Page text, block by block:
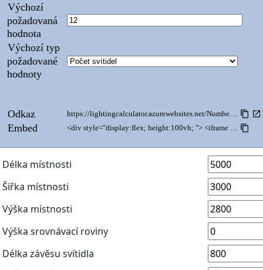
Výchozí
požadovaná
hodnota
Výchozí typ
požadované
hodnoty
Odkaz https://lightingcalculator.azurewebsites.net/NumberOfLuminaires?ldt=https://installations.astrasw.cz/lightingcalculator/webdemo.ldt&styles=css/bootstrap.css&logo=https://installations.astrasw.cz/lightingcalculator/test_icon.svg&image=https://installations.astrasw.cz/lightingcalculator/luminaire.png&apiKey=8CJ9dXp3BfvBWBWPuAhHrKZAPFsGlyDj&language=cs&code=DELTA 1&type=515-delta-led&group=LED&hingeLength=800&detailedMode=False&defaultDesiredValue=12&requestLuminairesNumber=True
Embed <div style="display:flex; height:100vh; "> <iframe style="flex-grow:1; border:none; margin:0; padding:0;" src="https://lightingcalculator.azurewebsites.net/NumberOfLuminaires?ldt=https://installations.astrasw.cz/lightingcalculator/webdemo.ldt&styles=css/bootstrap.css&logo=https://installations.astrasw.cz/lightingcalculator/test_icon.svg&image=https://installations.astrasw.cz/lightingcalculator/luminaire.png&apiKey=8CJ9dXp3BfvBWBWPuAhHrKZAPFsGlyDj&language=cs&code=DELTA 1&type=515-delta-led&group=LED&hingeLength=800&detailedMode=False&defaultDesiredValue=12&requestLuminairesNumber=True"/> </div>